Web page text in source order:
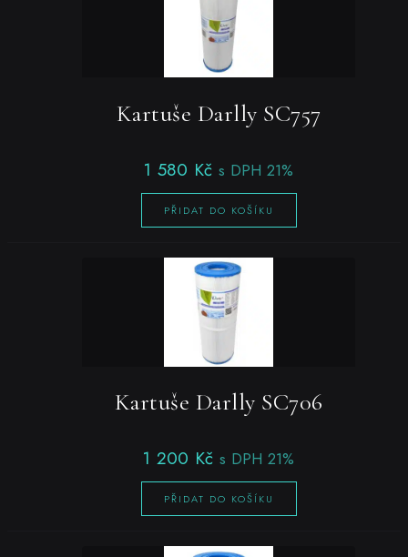
Kartuše Darlly SC757
1 580 Kč s DPH 21%
PŘIDAT DO KOŠÍKU
Kartuše Darlly SC706
1 200 Kč s DPH 21%
PŘIDAT DO KOŠÍKU